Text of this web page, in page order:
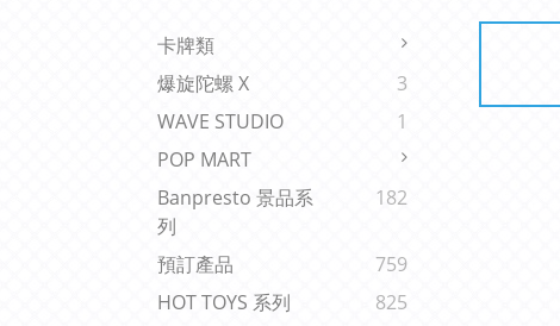
卡牌類
爆旋陀螺 X
3
WAVE STUDIO
1
POP MART
Banpresto 景品系
列
182
預訂產品
759
HOT TOYS 系列
825